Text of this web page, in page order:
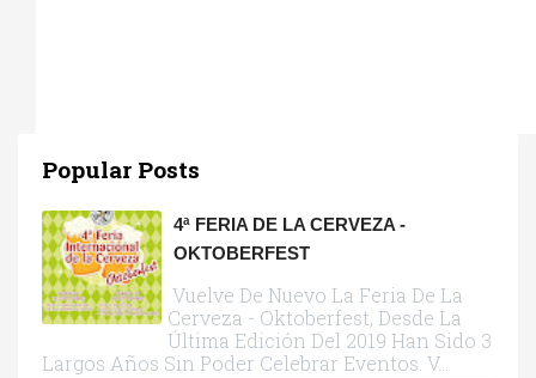
Popular Posts
4ª FERIA DE LA CERVEZA -
OKTOBERFEST
Vuelve De Nuevo La Feria De La
Cerveza - Oktoberfest, Desde La
Última Edición Del 2019 Han Sido 3
Largos Años Sin Poder Celebrar Eventos. V...